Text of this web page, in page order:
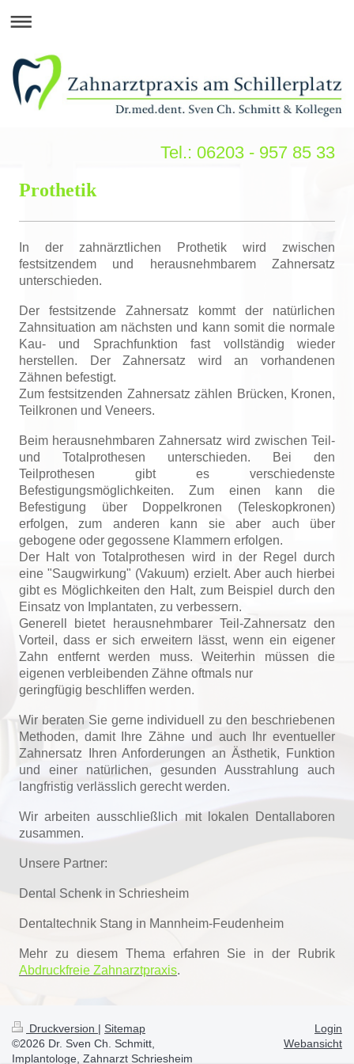
Tel.: 06203 - 957 85 33
Prothetik
In der zahnärztlichen Prothetik wird zwischen
festsitzendem und herausnehmbarem Zahnersatz
unterschieden.
Der festsitzende Zahnersatz kommt der natürlichen
Zahnsituation am nächsten und kann somit die normale
Kau- und Sprachfunktion fast vollständig wieder
herstellen. Der Zahnersatz wird an vorhandenen
Zähnen befestigt.
Zum festsitzenden Zahnersatz zählen Brücken, Kronen,
Teilkronen und Veneers.
Beim herausnehmbaren Zahnersatz wird zwischen Teil-
und Totalprothesen unterschieden. Bei den
Teilprothesen gibt es verschiedenste
Befestigungsmöglichkeiten. Zum einen kann die
Befestigung über Doppelkronen (Teleskopkronen)
erfolgen, zum anderen kann sie aber auch über
gebogene oder gegossene Klammern erfolgen.
Der Halt von Totalprothesen wird in der Regel durch
eine "Saugwirkung" (Vakuum) erzielt. Aber auch hierbei
gibt es Möglichkeiten den Halt, zum Beispiel durch den
Einsatz von Implantaten, zu verbessern.
Generell bietet herausnehmbarer Teil-Zahnersatz den
Vorteil, dass er sich erweitern lässt, wenn ein eigener
Zahn entfernt werden muss. Weiterhin müssen die
eigenen verbleibenden Zähne oftmals nur
geringfügig beschliffen werden.
Wir beraten Sie gerne individuell zu den beschriebenen
Methoden, damit Ihre Zähne und auch Ihr eventueller
Zahnersatz Ihren Anforderungen an Ästhetik, Funktion
und einer natürlichen, gesunden Ausstrahlung auch
langfristig verlässlich gerecht werden.
Wir arbeiten ausschließlich mit lokalen Dentallaboren
zusammen.
Unsere Partner:
Dental Schenk in Schriesheim
Dentaltechnik Stang in Mannheim-Feudenheim
Mehr zu diesem Thema erfahren Sie in der Rubrik
Abdruckfreie Zahnarztpraxis.
Druckversion | Sitemap
©2026 Dr. Sven Ch. Schmitt,
Implantologe, Zahnarzt Schriesheim
Login
Webansicht